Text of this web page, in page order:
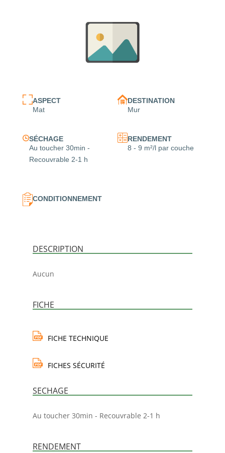
ASPECT
Mat
DESTINATION
Mur
SÉCHAGE
Au toucher 30min -
Recouvrable 2-1 h
RENDEMENT
8 - 9 m²/l par couche
CONDITIONNEMENT
DESCRIPTION
Aucun
FICHE
FICHE TECHNIQUE
FICHES SÉCURITÉ
SECHAGE
Au toucher 30min - Recouvrable 2-1 h
RENDEMENT